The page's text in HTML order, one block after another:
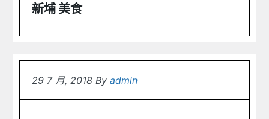
新埔 美食
29 7 月, 2018 Byadmin